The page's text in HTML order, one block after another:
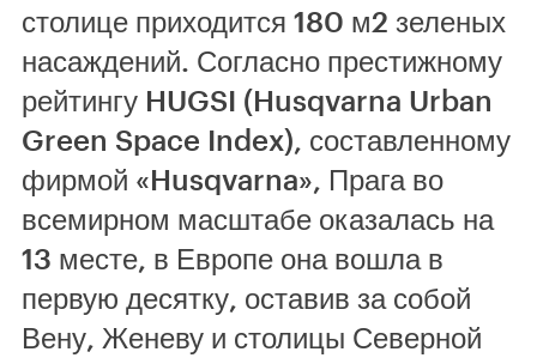
столице приходится 180 м2 зеленых
насаждений. Согласно престижному
рейтингу HUGSI (Husqvarna Urban
Green Space Index), составленному
фирмой «Husqvarna», Прага во
всемирном масштабе оказалась на
13 месте, в Европе она вошла в
первую десятку, оставив за собой
Вену, Женеву и столицы Северной